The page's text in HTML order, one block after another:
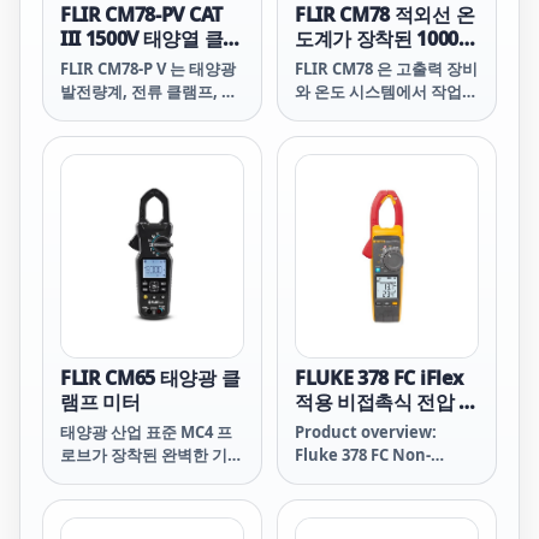
FLIR CM78-PV CAT
III 1500V 태양열 클램
프 미터
FLIR CM78-P V 는 태양광
발전량계, 전류 클램프, 적
의 신뢰할 수 있는 도구에
결합하여 태양광 설비의 검
사, 유지보수 및 문제 해결
을 더욱 빠르고 효율적으로
수행할 수 있도록 해줍니
FLIR CM78 적외선 온
도계가 장착된 1000
Amp 클램프
FLIR CM78 은 고출력 장비
와 온도 시스템에서 작업하
구가 필요한 전기기술자를
위한 True RMS 산업용 클
FLIR CM65 태양광 클
램프 미터
태양광 산업 표준 MC4 프
로브가 장착된 완벽한 기능
로 시간을 절약하고 문제를
신속하게 찾아낼 수 있습니
FLUKE 378 FC iFlex
적용 비접촉식 전압 실
효값 AC/DC 클램프
미터
Product overview:
Fluke 378 FC Non-
rms AC/DC Clamp
Meter with iFlex